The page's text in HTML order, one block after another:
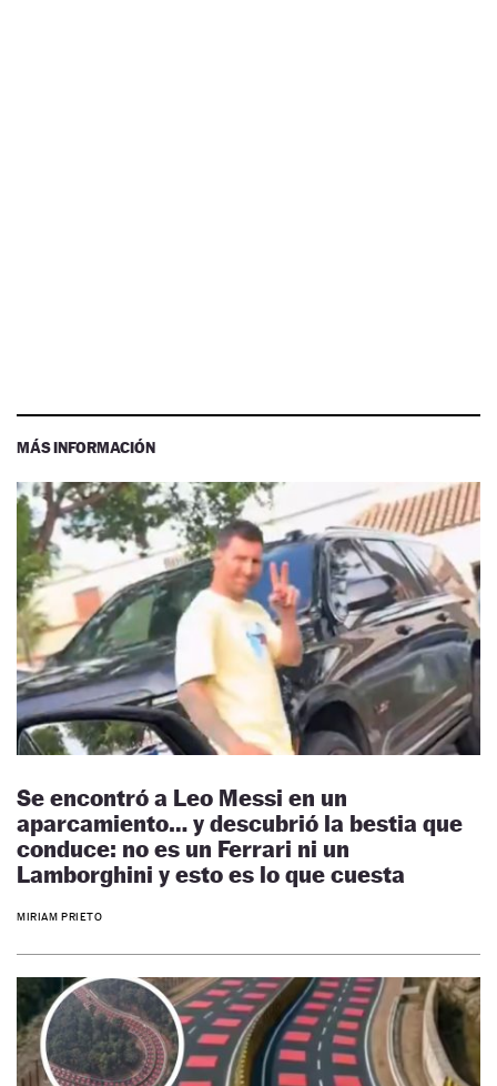
MÁS INFORMACIÓN
Se encontró a Leo Messi en un
aparcamiento… y descubrió la bestia que
conduce: no es un Ferrari ni un
Lamborghini y esto es lo que cuesta
MIRIAM PRIETO